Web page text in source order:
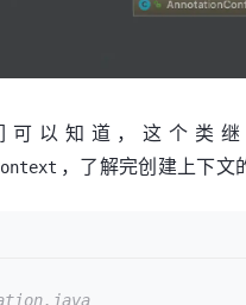
new
可以知道，这个类
，了解完创建上下文